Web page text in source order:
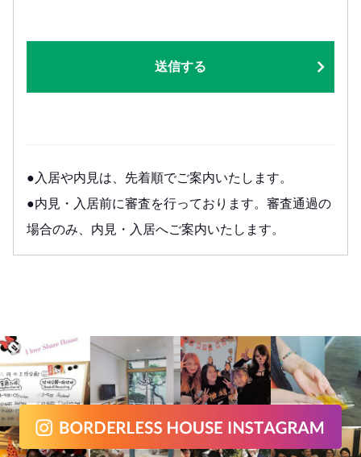
送信する
●入居や内見は、先着順でご案内いたします。
●内見・入居前に審査を行っております。審査通過の
場合のみ、内見・入居へご案内いたします。